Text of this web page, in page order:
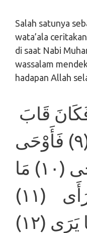
Salah satunya
wata’ala
di saat Nabi
wassalam
hadapan Allah
قَوْسَيْنِ أَوْ أَدْنَى (٩) فَأَوْحَى
إِلَى عَبْدِهِ مَا أَوْحَى (١٠) مَا
كَذَبَ الْفُؤَادُ مَا رَأَى (١١)
(١٢)